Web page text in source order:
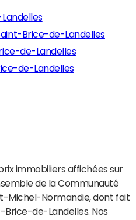
Brice-de-Landelles
de-Landelles
de-Landelles
immobiliers affichées sur
de la Communauté
Michel-Normandie, dont fait
de-Landelles. Nos